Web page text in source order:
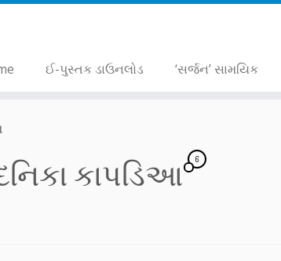
ઈ-પુસ્તક ડાઉનલોડ ‘સર્જન’ સામયિક
કાપડિઆ 6